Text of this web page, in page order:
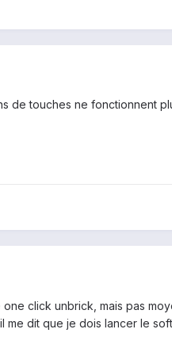
de touches ne fonctionnent
click unbrick, mais pas
me dit que je dois lancer le